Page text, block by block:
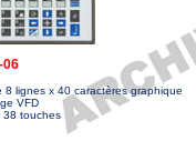
06
8 lignes x 40 caractères graphique
VFD
38 touches